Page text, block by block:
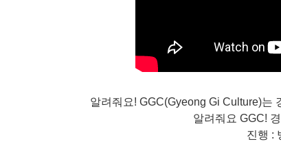
알려줘요! GGC(Gyeong Gi Culture)는
알려줘요 GGC!
진행 :